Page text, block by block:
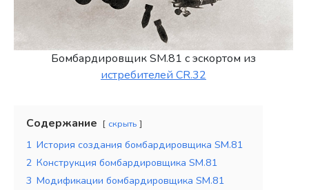
Бомбардировщик SM.81 с эскортом из
истребителей CR.32
Содержание скрыть
1 История создания бомбардировщика SM.81
2 Конструкция бомбардировщика SM.81
3 Модификации бомбардировщика SM.81